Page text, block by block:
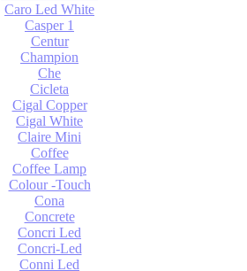
Caro Led White
Casper 1
Centur
Champion
Che
Cicleta
Cigal Copper
Cigal White
Claire Mini
Coffee
Coffee Lamp
Colour -Touch
Cona
Concrete
Concri Led
Concri-Led
Conni Led